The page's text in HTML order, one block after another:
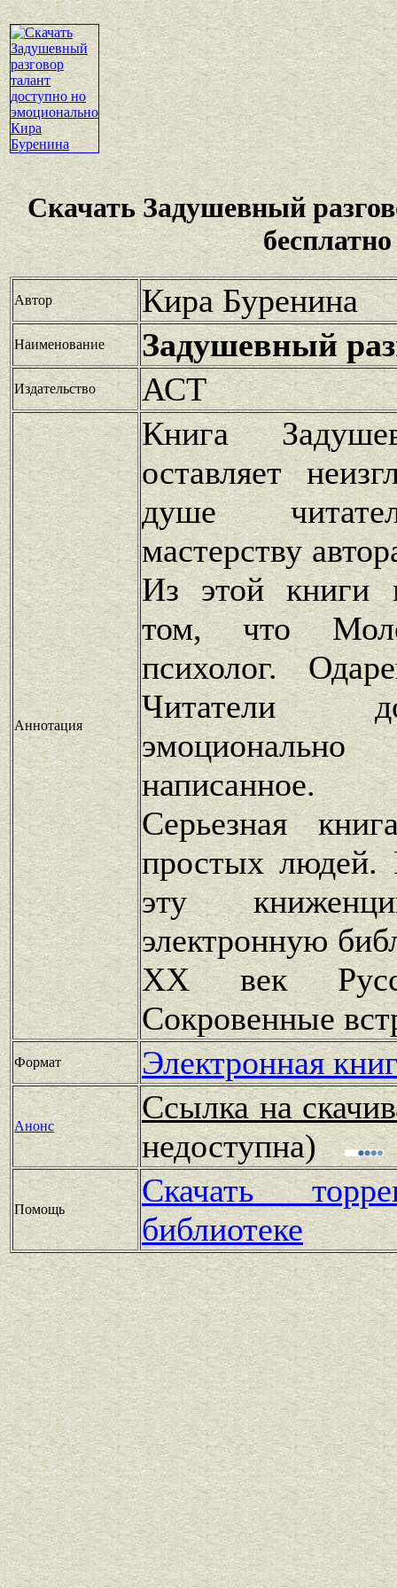
Скачать Задушевный
бесплатно
Автор Кира Буренина
Наименование Задушевный
Издательство АСТ
Аннотация
Книга
оставляет
душе
мастерству
Из этой книги
том, что
психолог.
Читатели
написанное.
Серьезная
простых людей.
эту
электронную
XX век
Сокровенные
Формат Электронная
Анонс
Ссылка на
недоступна)
Помощь
Скачать
библиотеке